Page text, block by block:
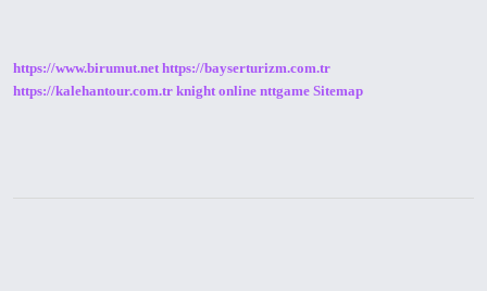
https://www.birumut.net https://bayserturizm.com.tr
https://kalehantour.com.tr knight online nttgame Sitemap